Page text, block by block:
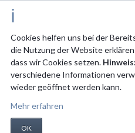
Cookies helfen uns bei der
die Nutzung der Website
dass wir Cookies setzen. Hinweis:
verschiedene Informationen
wieder geöffnet werden kann.
Mehr erfahren
OK